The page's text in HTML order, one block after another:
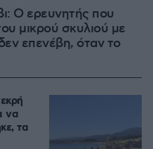
Ο ερευνητής που
μικρού σκυλιού με
επενέβη, όταν το
να
τα